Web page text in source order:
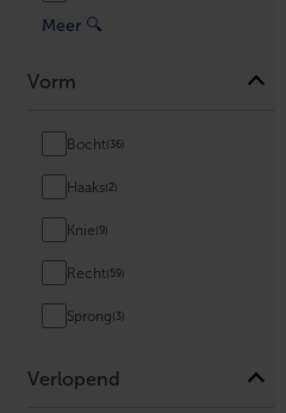
Meer 🔍
Vorm
Bocht (36)
Haaks(2)
Knie (9)
Recht (59)
Sprong (3)
Verlopend